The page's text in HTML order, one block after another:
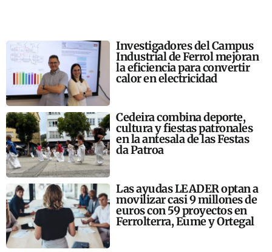
Investigadores del Campus
Industrial de Ferrol mejoran
la eficiencia para convertir
calor en electricidad
Cedeira combina deporte,
cultura y fiestas patronales
en la antesala de las Festas
da Patroa
Las ayudas LEADER optan a
movilizar casi 9 millones de
euros con 59 proyectos en
Ferrolterra, Eume y Ortegal